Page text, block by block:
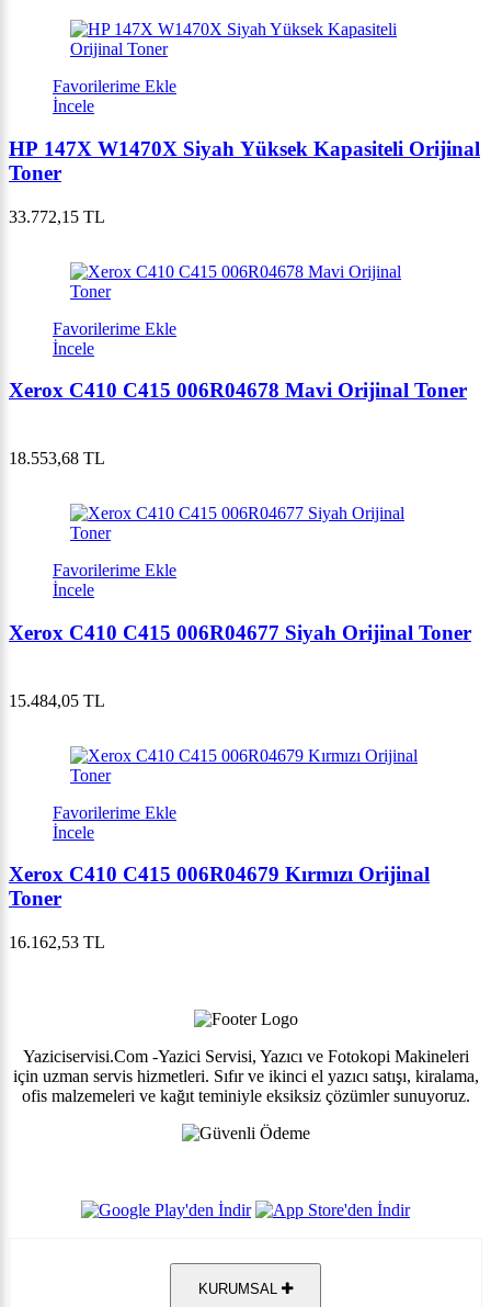
Favorilerime Ekle
İncele
HP 147X W1470X Siyah Yüksek Kapasiteli Orijinal
Toner
33.772,15 TL
Favorilerime Ekle
İncele
Xerox C410 C415 006R04678 Mavi Orijinal Toner
18.553,68 TL
Favorilerime Ekle
İncele
Xerox C410 C415 006R04677 Siyah Orijinal Toner
15.484,05 TL
Favorilerime Ekle
İncele
Xerox C410 C415 006R04679 Kırmızı Orijinal
Toner
16.162,53 TL
Yaziciservisi.Com -Yazici Servisi, Yazıcı ve Fotokopi Makineleri
için uzman servis hizmetleri. Sıfır ve ikinci el yazıcı satışı, kiralama,
ofis malzemeleri ve kağıt teminiyle eksiksiz çözümler sunuyoruz.
KURUMSAL